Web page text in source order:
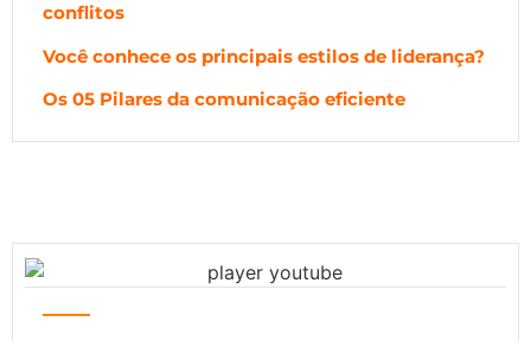
conflitos
Você conhece os principais estilos de liderança?
Os 05 Pilares da comunicação eficiente